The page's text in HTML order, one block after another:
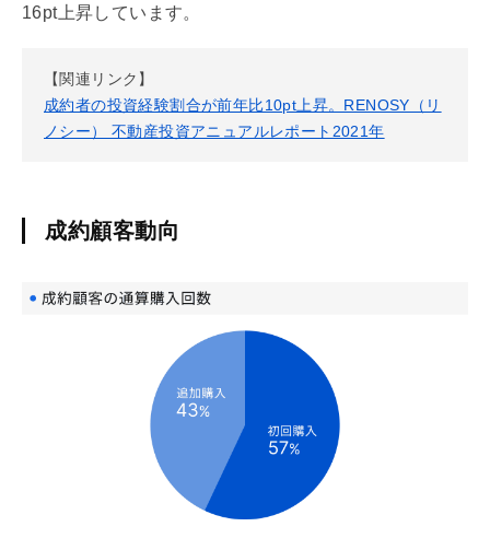
16pt上昇しています。
【関連リンク】
成約者の投資経験割合が前年比10pt上昇。RENOSY（リ
ノシー） 不動産投資アニュアルレポート2021年
成約顧客動向